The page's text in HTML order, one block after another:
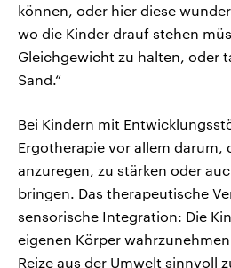
können, oder hier diese
wo die Kinder drauf stehen
Gleichgewicht zu halten, oder
Sand.“
Bei Kindern mit
Ergotherapie vor allem darum,
anzuregen, zu stärken oder
bringen. Das therapeutische
sensorische Integration: Die
eigenen Körper
Reize aus der Umwelt sinnvoll